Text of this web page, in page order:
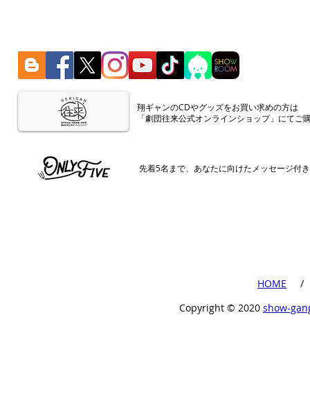
​翔ギャンのCDやグッズをお買い求めの方は
「劇団往来公式オンラインショップ」にてご
先着5名まで、あなたに向けたメッセージ付
​HOME
​ /
Copyright ©︎ 2020 show-